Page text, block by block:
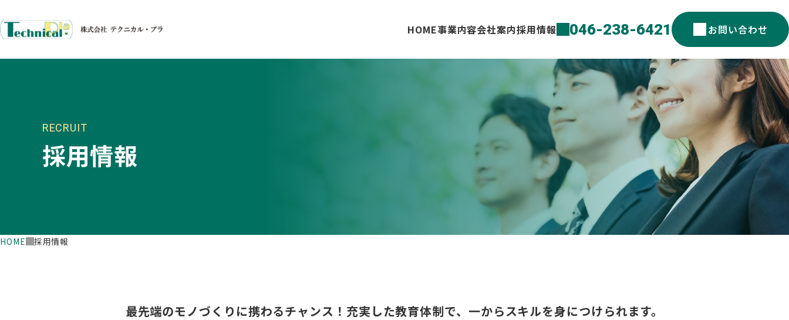
メニューを開く
HOME事業内容会社案内採用情報 046-238-6421 お問い合わせ
採用情報
RECRUIT
HOME 採用情報
最先端のモノづくりに携わるチャンス！充実した教育体制で、一からスキルを身につけられます。